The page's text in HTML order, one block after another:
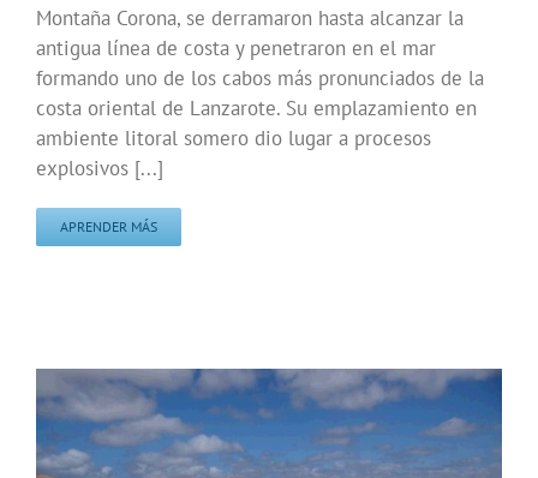
Montaña Corona, se derramaron hasta alcanzar la
antigua línea de costa y penetraron en el mar
formando uno de los cabos más pronunciados de la
costa oriental de Lanzarote. Su emplazamiento en
ambiente litoral somero dio lugar a procesos
explosivos [...]
APRENDER MÁS